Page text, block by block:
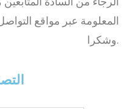
المعلومة عبر مواقع
وشكرا.